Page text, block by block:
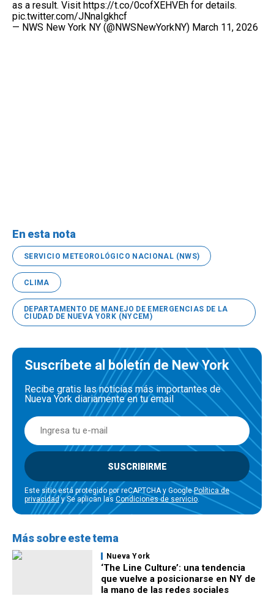
as a result. Visit https://t.co/0cofXEHVEh for details.
pic.twitter.com/JNnaIgkhcf
— NWS New York NY (@NWSNewYorkNY) March 11, 2026
En esta nota
SERVICIO METEOROLÓGICO NACIONAL (NWS)
CLIMA
DEPARTAMENTO DE MANEJO DE EMERGENCIAS DE LA
CIUDAD DE NUEVA YORK (NYCEM)
Suscríbete al boletín de New York
Recibe gratis las noticias más importantes de
Nueva York diariamente en tu email
SUSCRIBIRME
Este sitio está protegido por reCAPTCHA y GooglePolítica de
privacidady Se aplican las Condiciones de servicio.
Más sobre este tema
Nueva York
‘The Line Culture’: una tendencia
que vuelve a posicionarse en NY de
la mano de las redes sociales